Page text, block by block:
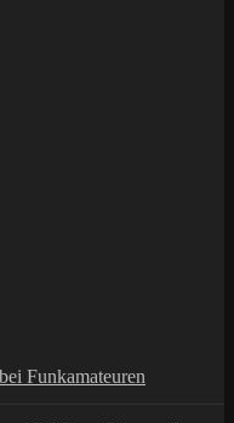
Funkamateuren